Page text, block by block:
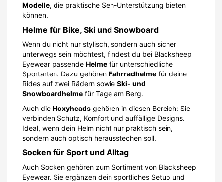
Modelle, die praktische Seh-Unterstützung bieten
können.
Helme für Bike, Ski und Snowboard
Wenn du nicht nur stylisch, sondern auch sicher
unterwegs sein möchtest, findest du bei Blacksheep
Eyewear passende Helme für unterschiedliche
Sportarten. Dazu gehören Fahrradhelme für deine
Rides auf zwei Rädern sowie Ski- und
Snowboardhelme für Tage am Berg.
Auch die Hoxyheads gehören in diesen Bereich: Sie
verbinden Schutz, Komfort und auffällige Designs.
Ideal, wenn dein Helm nicht nur praktisch sein,
sondern auch optisch herausstechen soll.
Socken für Sport und Alltag
Auch Socken gehören zum Sortiment von Blacksheep
Eyewear. Sie ergänzen dein sportliches Setup und